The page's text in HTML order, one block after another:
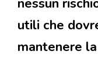
nessun
utili che
mantenere